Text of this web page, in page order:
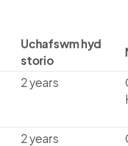
Uchafswm hyd
storio
2 years
2 years